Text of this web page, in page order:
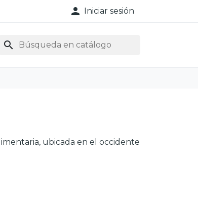
 Iniciar sesión
search
ubicada en el occidente